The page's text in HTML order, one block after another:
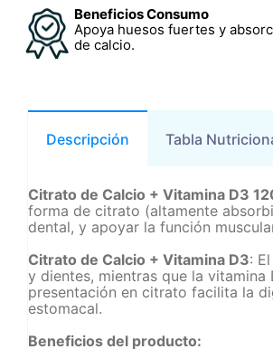
Beneficios Consumo
Apoya huesos fuertes y
de calcio.
Descripción Tabla
Citrato de Calcio + Vitamina D3
forma de citrato (altamente
dental, y apoyar la función
Citrato de Calcio + Vitamina D3:
y dientes, mientras que la
presentación en citrato facilita la
estomacal.
Beneficios del producto: